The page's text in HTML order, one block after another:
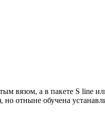
вязом, а в пакете S line
отныне обучена